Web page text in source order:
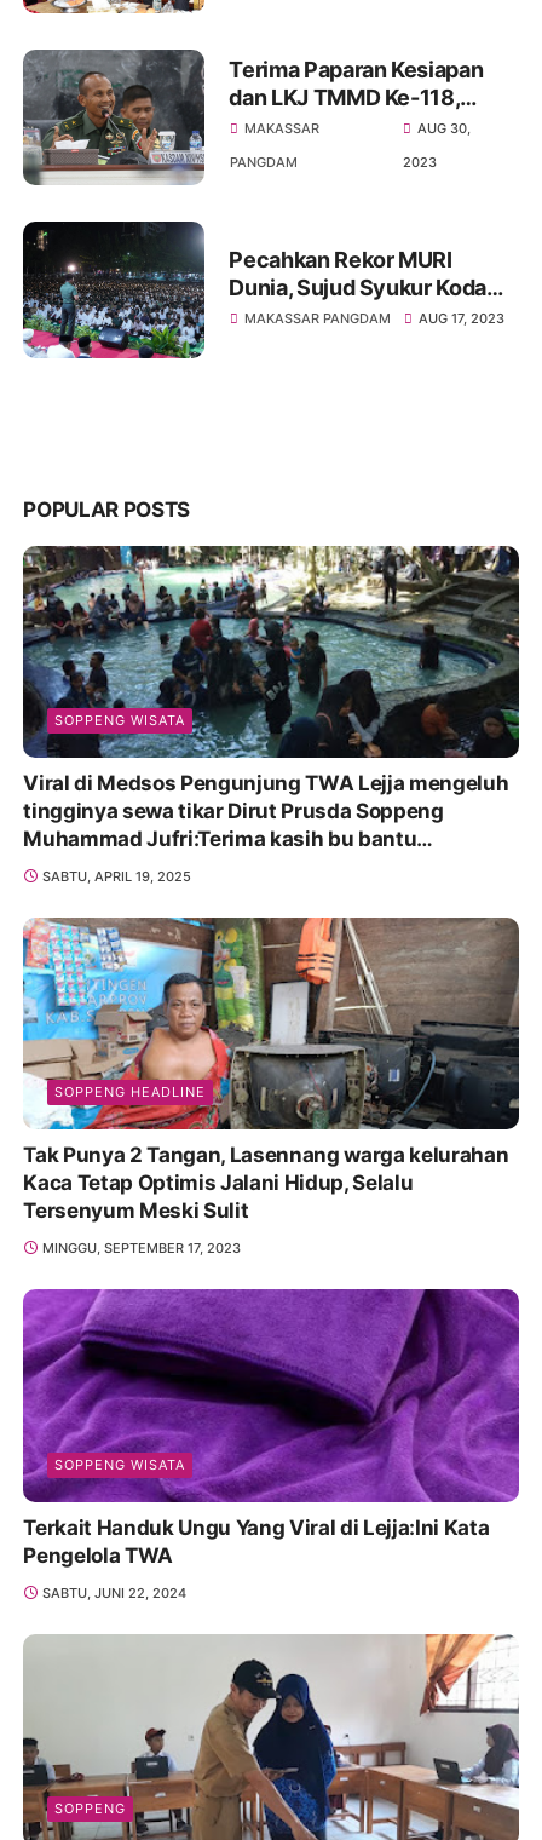
Terima Paparan Kesiapan
dan LKJ TMMD Ke-118,
Pangdam XIV/Hsn :
Kehadiran TNI AD
MAKASSAR
PANGDAM
AUG 30,
2023
Pecahkan Rekor MURI
Dunia, Sujud Syukur Kodam
XIV/Hsn Peserta 77.178
MAKASSAR PANGDAM AUG 17, 2023
POPULAR POSTS
SOPPENG WISATA
Viral di Medsos Pengunjung TWA Lejja mengeluh
tingginya sewa tikar Dirut Prusda Soppeng
Muhammad Jufri:Terima kasih bu bantu
Promosikan
SABTU, APRIL 19, 2025
SOPPENG HEADLINE
Tak Punya 2 Tangan, Lasennang warga kelurahan
Kaca Tetap Optimis Jalani Hidup, Selalu
Tersenyum Meski Sulit
MINGGU, SEPTEMBER 17, 2023
SOPPENG WISATA
Terkait Handuk Ungu Yang Viral di Lejja:Ini Kata
Pengelola TWA
SABTU, JUNI 22, 2024
SOPPENG